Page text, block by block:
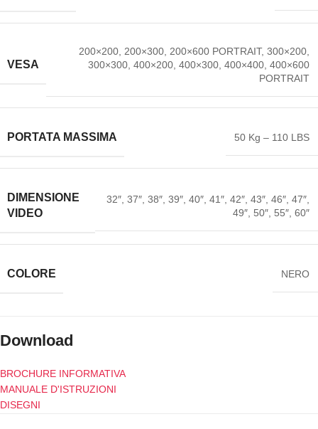
VESA
200×200, 200×300, 200×600 PORTRAIT, 300×200,
300×300, 400×200, 400×300, 400×400, 400×600
PORTRAIT
PORTATA MASSIMA 50 Kg – 110 LBS
DIMENSIONE
VIDEO
32″, 37″, 38″, 39″, 40″, 41″, 42″, 43″, 46″, 47″,
49″, 50″, 55″, 60″
COLORE NERO
Download
BROCHURE INFORMATIVA
MANUALE D'ISTRUZIONI
DISEGNI